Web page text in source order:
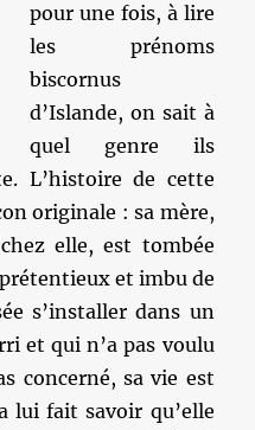
pour une fois, à lire
les prénoms
biscornus
d’Islande, on sait à
quel genre ils
L’histoire de cette
originale : sa mère,
elle, est tombée
et imbu de
s’installer dans un
et qui n’a pas voulu
concerné, sa vie est
lui fait savoir qu’elle